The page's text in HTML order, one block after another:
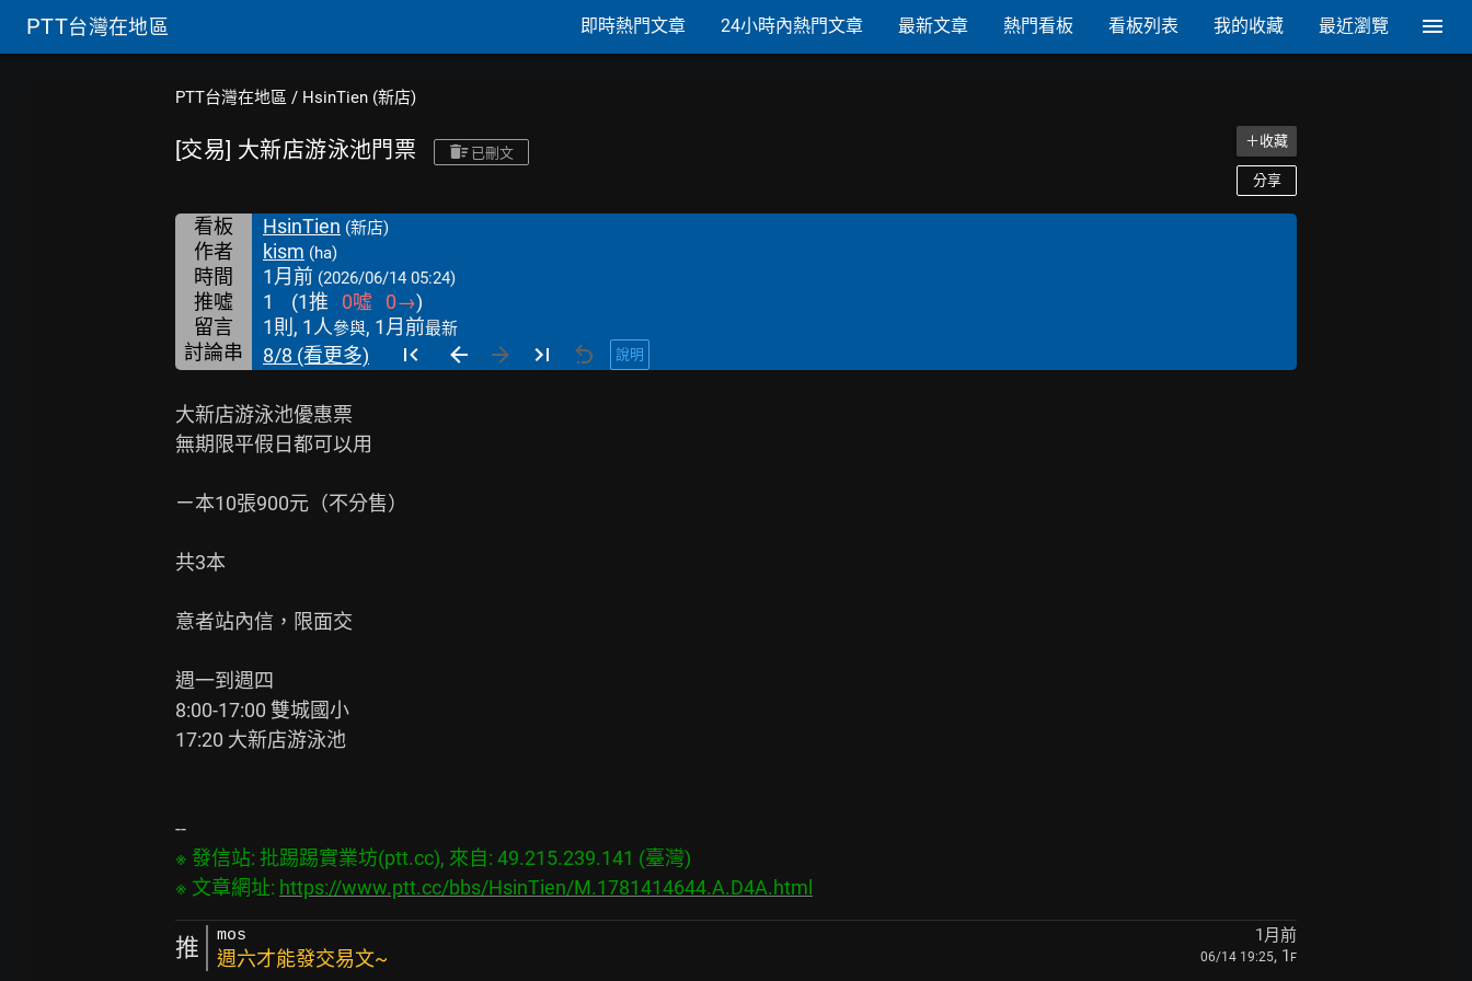
PTT台灣在地區 即時熱門文章 24小時內熱門文章 最新文章 熱門看板 看板列表 我的收藏 最近瀏覽
PTT台灣在地區 / HsinTien (新店)
[交易] 大新店游泳池門票 已刪文
＋收藏
分享
看板 HsinTien (新店)
作者 kism (ha)
時間 1月前 (2026/06/14 05:24)
推噓 1 (1推 0噓 0→)
留言
1則, 1人參與, 1月前最新
討論串 8/8 (看更多) 說明
大新店游泳池優惠票
無期限平假日都可以用
ㄧ本10張900元（不分售）
共3本
意者站內信，限面交
週一到週四
8:00-17:00 雙城國小
17:20 大新店游泳池
※ 發信站: 批踢踢實業坊(ptt.cc), 來自: 49.215.239.141 (臺灣)
※ 文章網址: https://www.ptt.cc/bbs/HsinTien/M.1781414644.A.D4A.html
推 mos 1月前
週六才能發交易文~ 06/14 19:25, 1 F